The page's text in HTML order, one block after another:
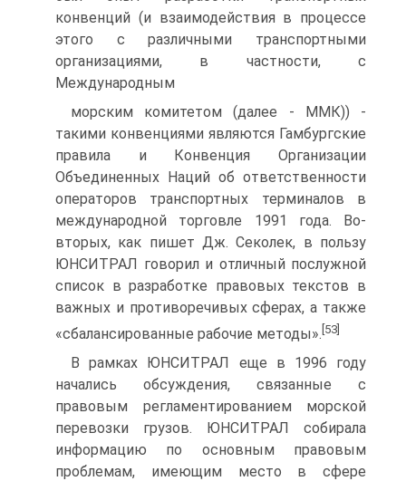
конвенций (и взаимодействия в процессе
этого с различными транспортными
организациями, в частности, с
Международным
морским комитетом (далее - ММК)) -
такими конвенциями являются Гамбургские
правила и Конвенция Организации
Объединенных Наций об ответственности
операторов транспортных терминалов в
международной торговле 1991 года. Во-
вторых, как пишет Дж. Секолек, в пользу
ЮНСИТРАЛ говорил и отличный послужной
список в разработке правовых текстов в
важных и противоречивых сферах, а также
«сбалансированные рабочие методы». [53]
В рамках ЮНСИТРАЛ еще в 1996 году
начались обсуждения, связанные с
правовым регламентированием морской
перевозки грузов. ЮНСИТРАЛ собирала
информацию по основным правовым
проблемам, имеющим место в сфере